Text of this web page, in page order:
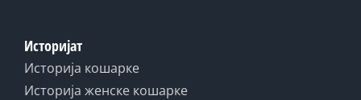
Историјат
Историја кошарке
Историја женске кошарке